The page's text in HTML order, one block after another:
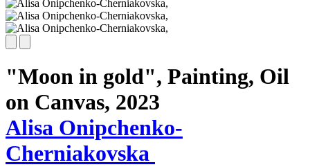
"Moon in gold", Painting, Oil
on Canvas, 2023
Alisa Onipchenko-
Cherniakovska